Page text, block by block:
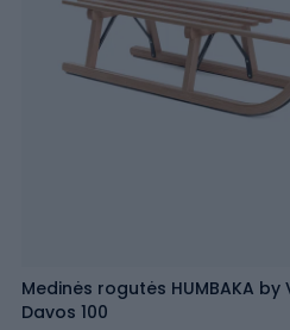
Medinės rogutės HUMBAKA by
Davos 100